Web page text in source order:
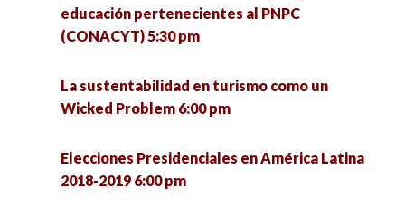
educación pertenecientes al PNPC
(CONACYT) 5:30 pm
La sustentabilidad en turismo como un
Wicked Problem 6:00 pm
Elecciones Presidenciales en América Latina
2018-2019 6:00 pm